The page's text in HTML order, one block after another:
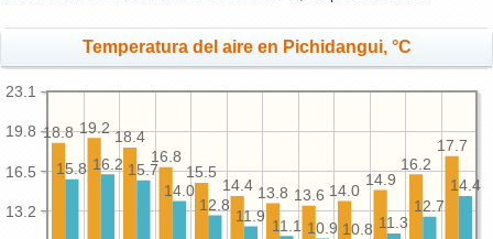
Temperatura del aire en Pichidangui, °C
13.2
16.5
19.8
23.1
17.7
16.2
14.9
14.0
13.6
13.8
14.4
15.5
16.8
18.4
19.2
18.8
14.4
12.7
11.3
10.8
10.9
11.1
11.9
12.8
14.0
15.7
16.2
15.8